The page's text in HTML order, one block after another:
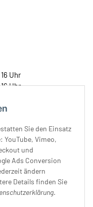
Sie den Einsatz
YouTube, Vimeo,
und
Ads Conversion
ändern
Details finden Sie
.
Uhr
16 Uhr
Uhr
Uhr